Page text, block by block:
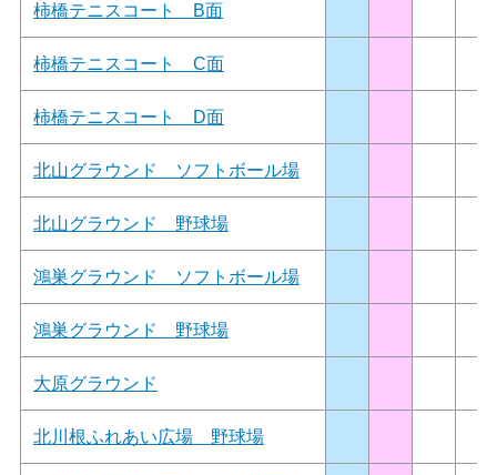
柿橋テニスコート B面
柿橋テニスコート C面
柿橋テニスコート D面
北山グラウンド ソフトボール場
北山グラウンド 野球場
鴻巣グラウンド ソフトボール場
鴻巣グラウンド 野球場
大原グラウンド
北川根ふれあい広場 野球場